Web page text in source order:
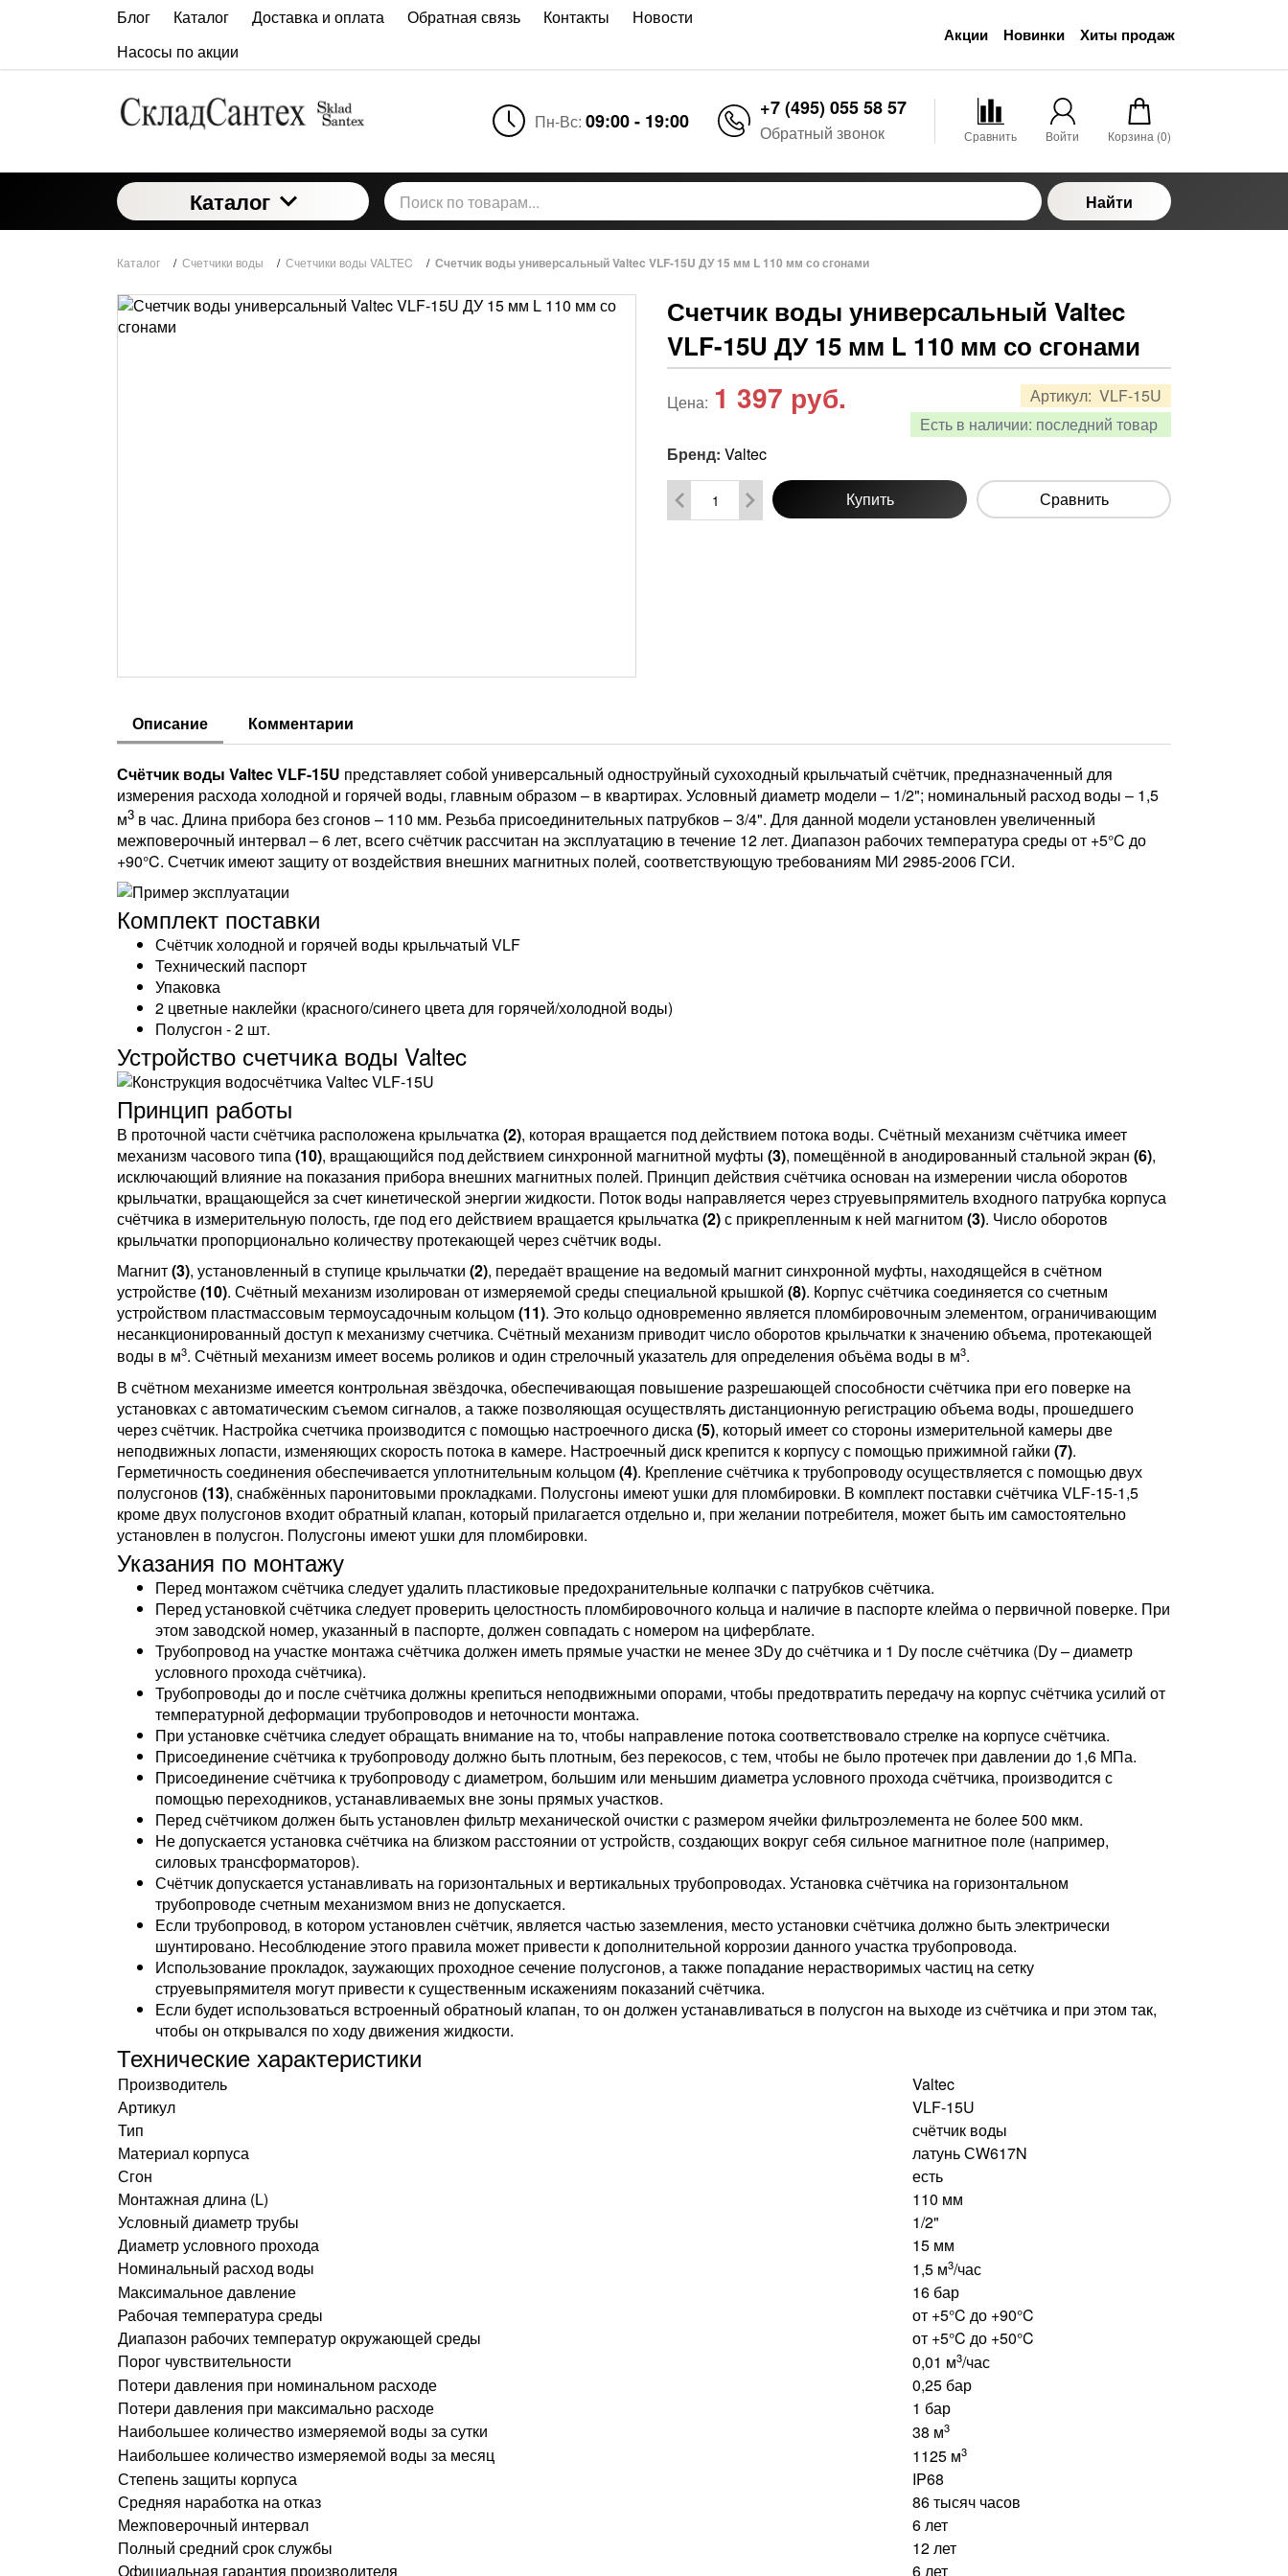
Блог Каталог Доставка и оплата Обратная связь Контакты
Новости
Насосы по акции
Акции Новинки Хиты продаж
Пн-Вс: 09:00 - 19:00
+7 (495) 055 58 57
Обратный звонок Сравнить Войти Корзина (0)
Каталог Найти
Каталог / Счетчики воды / Счетчики воды VALTEC / Счетчик воды универсальный Valtec VLF-15U ДУ 15 мм L 110 мм со сгонами
Счетчик воды универсальный Valtec
VLF-15U ДУ 15 мм L 110 мм со сгонами
Артикул: VLF-15U
Есть в наличии: последний товар
Цена: 1 397 руб.
Бренд: Valtec
Купить Сравнить
Описание Комментарии
Счётчик воды Valtec VLF-15U представляет собой универсальный одноструйный сухоходный крыльчатый счётчик, предназначенный для
измерения расхода холодной и горячей воды, главным образом – в квартирах. Условный диаметр модели – 1/2"; номинальный расход воды – 1,5
м3 в час. Длина прибора без сгонов – 110 мм. Резьба присоединительных патрубков – 3/4". Для данной модели установлен увеличенный
межповерочный интервал – 6 лет, всего счётчик рассчитан на эксплуатацию в течение 12 лет. Диапазон рабочих температура среды от +5°C до
+90°C. Счетчик имеют защиту от воздействия внешних магнитных полей, соответствующую требованиям МИ 2985-2006 ГСИ.
Комплект поставки
Счётчик холодной и горячей воды крыльчатый VLF
Технический паспорт
Упаковка
2 цветные наклейки (красного/синего цвета для горячей/холодной воды)
Полусгон - 2 шт.
Устройство счетчика воды Valtec
Принцип работы
В проточной части счётчика расположена крыльчатка(2), которая вращается под действием потока воды. Счётный механизм счётчика имеет
механизм часового типа(10), вращающийся под действием синхронной магнитной муфты (3), помещённой в анодированный стальной экран (6),
исключающий влияние на показания прибора внешних магнитных полей. Принцип действия счётчика основан на измерении числа оборотов
крыльчатки, вращающейся за счет кинетической энергии жидкости. Поток воды направляется через струевыпрямитель входного патрубка корпуса
счётчика в измерительную полость, где под его действием вращается крыльчатка(2)с прикрепленным к ней магнитом (3). Число оборотов
крыльчатки пропорционально количеству протекающей через счётчик воды.
Магнит(3), установленный в ступице крыльчатки (2), передаёт вращение на ведомый магнит синхронной муфты, находящейся в счётном
устройстве(10). Счётный механизм изолирован от измеряемой среды специальной крышкой (8). Корпус счётчика соединяется со счетным
устройством пластмассовым термоусадочным кольцом (11). Это кольцо одновременно является пломбировочным элементом, ограничивающим
несанкционированный доступ к механизму счетчика. Счётный механизм приводит число оборотов крыльчатки к значению объема, протекающей
воды в м3. Счётный механизм имеет восемь роликов и один стрелочный указатель для определения объёма воды в м3.
В счётном механизме имеется контрольная звёздочка, обеспечивающая повышение разрешающей способности счётчика при его поверке на
установках с автоматическим съемом сигналов, а также позволяющая осуществлять дистанционную регистрацию объема воды, прошедшего
через счётчик. Настройка счетчика производится с помощью настроечного диска(5), который имеет со стороны измерительной камеры две
неподвижных лопасти, изменяющих скорость потока в камере. Настроечный диск крепится к корпусу с помощью прижимной гайки (7).
Герметичность соединения обеспечивается уплотнительным кольцом (4). Крепление счётчика к трубопроводу осуществляется с помощью двух
полусгонов (13), снабжённых паронитовыми прокладками. Полусгоны имеют ушки для пломбировки. В комплект поставки счётчика VLF-15-1,5
кроме двух полусгонов входит обратный клапан, который прилагается отдельно и, при желании потребителя, может быть им самостоятельно
установлен в полусгон. Полусгоны имеют ушки для пломбировки.
Указания по монтажу
Перед монтажом счётчика следует удалить пластиковые предохранительные колпачки с патрубков счётчика.
Перед установкой счётчика следует проверить целостность пломбировочного кольца и наличие в паспорте клейма о первичной поверке. При
этом заводской номер, указанный в паспорте, должен совпадать с номером на циферблате.
Трубопровод на участке монтажа счётчика должен иметь прямые участки не менее 3Dу до счётчика и 1 Dу после счётчика (Dу – диаметр
условного прохода счётчика).
Трубопроводы до и после счётчика должны крепиться неподвижными опорами, чтобы предотвратить передачу на корпус счётчика усилий от
температурной деформации трубопроводов и неточности монтажа.
При установке счётчика следует обращать внимание на то, чтобы направление потока соответствовало стрелке на корпусе счётчика.
Присоединение счётчика к трубопроводу должно быть плотным, без перекосов, с тем, чтобы не было протечек при давлении до 1,6 МПа.
Присоединение счётчика к трубопроводу с диаметром, большим или меньшим диаметра условного прохода счётчика, производится с
помощью переходников, устанавливаемых вне зоны прямых участков.
Перед счётчиком должен быть установлен фильтр механической очистки с размером ячейки фильтроэлемента не более 500 мкм.
Не допускается установка счётчика на близком расстоянии от устройств, создающих вокруг себя сильное магнитное поле (например,
силовых трансформаторов).
Счётчик допускается устанавливать на горизонтальных и вертикальных трубопроводах. Установка счётчика на горизонтальном
трубопроводе счетным механизмом вниз не допускается.
Если трубопровод, в котором установлен счётчик, является частью заземления, место установки счётчика должно быть электрически
шунтировано. Несоблюдение этого правила может привести к дополнительной коррозии данного участка трубопровода.
Использование прокладок, заужающих проходное сечение полусгонов, а также попадание нерастворимых частиц на сетку
струевыпрямителя могут привести к существенным искажениям показаний счётчика.
Если будет использоваться встроенный обратноый клапан, то он должен устанавливаться в полусгон на выходе из счётчика и при этом так,
чтобы он открывался по ходу движения жидкости.
Технические характеристики
Производитель
Valtec
Артикул
VLF-15U
Тип
счётчик воды
Материал корпуса
латунь СW617N
Сгон
есть
Монтажная длина (L)
110 мм
Условный диаметр трубы
1/2"
Диаметр условного прохода
15 мм
Номинальный расход воды
1,5 м3/час
Максимальное давление
16 бар
Рабочая температура среды
от +5°C до +90°C
Диапазон рабочих температур окружающей среды
от +5°C до +50°C
Порог чувствительности
0,01 м3/час
Потери давления при номинальном расходе
0,25 бар
Потери давления при максимально расходе
1 бар
Наибольшее количество измеряемой воды за сутки
38 м3
Наибольшее количество измеряемой воды за месяц 1125 м3
Степень защиты корпуса
IP68
Средняя наработка на отказ
86 тысяч часов
Межповерочный интервал
6 лет
Полный средний срок службы
12 лет
Официальная гарантия производителя
6 лет